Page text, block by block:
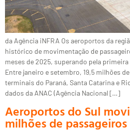
da Agência iNFRA Os aeroportos da
histórico de movimentação de
meses de 2025, superando pela
Entre janeiro e setembro, 19,5 milhões
terminais do Paraná, Santa Catarina e
dados da ANAC (Agência Nacional […]
Aeroportos do Sul
milhões de